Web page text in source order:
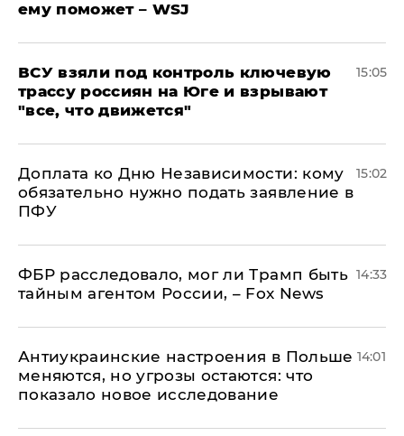
ему поможет – WSJ
ВСУ взяли под контроль ключевую
трассу россиян на Юге и взрывают
"все, что движется"
15:05
Доплата ко Дню Независимости: кому
обязательно нужно подать заявление в
ПФУ
15:02
ФБР расследовало, мог ли Трамп быть
тайным агентом России, – Fox News
14:33
Антиукраинские настроения в Польше
меняются, но угрозы остаются: что
показало новое исследование
14:01